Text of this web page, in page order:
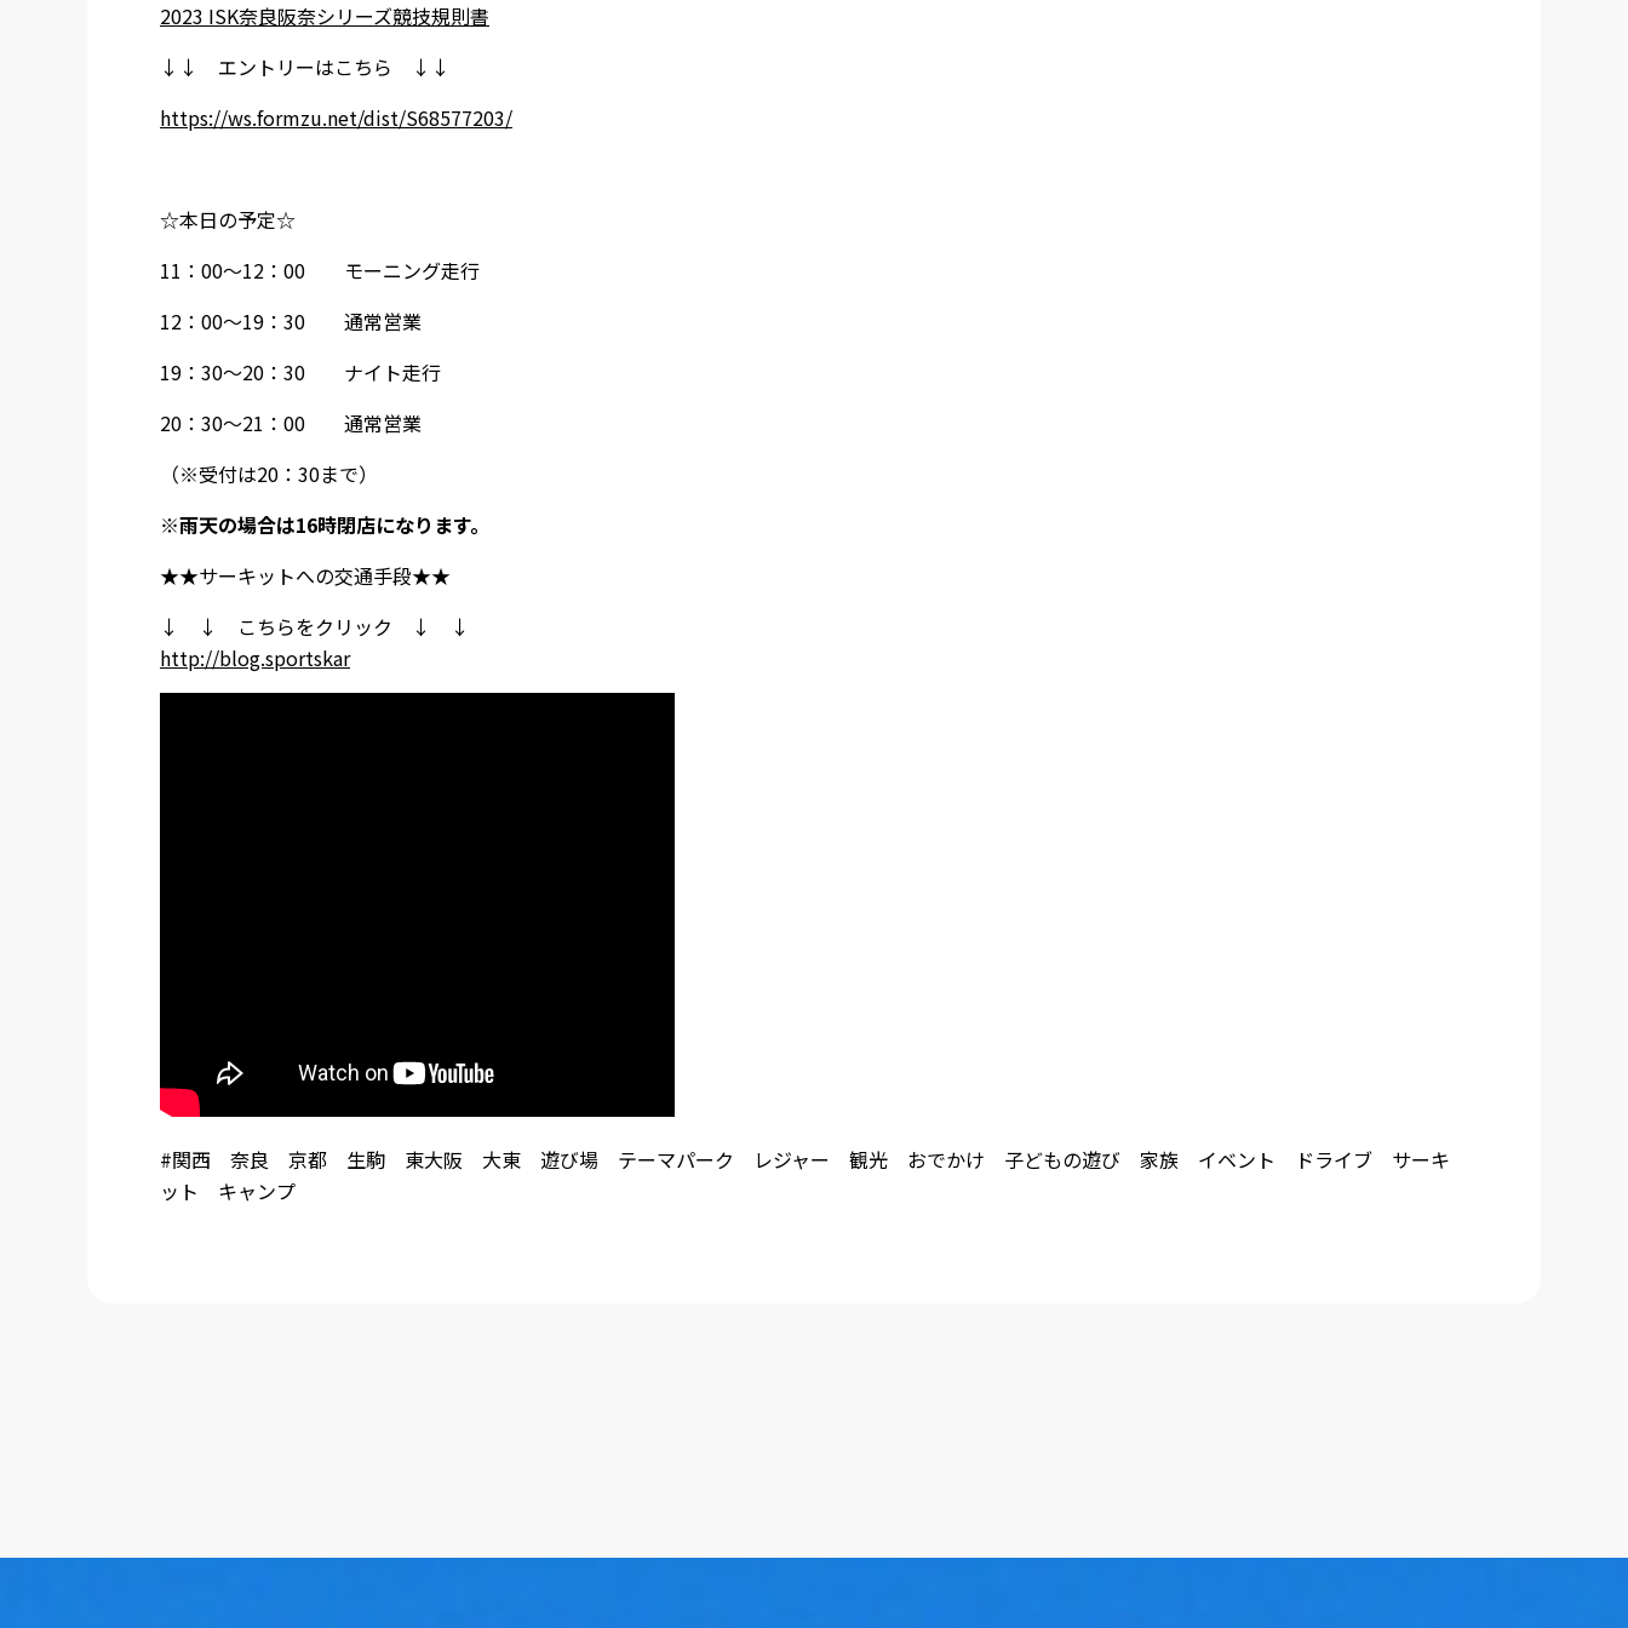
2023 ISK奈良阪奈シリーズ競技規則書
↓↓ エントリーはこちら ↓↓
https://ws.formzu.net/dist/S68577203/
☆本日の予定☆
11：00～12：00 モーニング走行
12：00～19：30 通常営業
19：30～20：30 ナイト走行
20：30～21：00 通常営業
（※受付は20：30まで）
※雨天の場合は16時閉店になります。
★★サーキットへの交通手段★★
↓ ↓ こちらをクリック ↓ ↓
http://blog.sportskar
#関西 奈良 京都 生駒 東大阪 大東 遊び場 テーマパーク レジャー 観光 おでかけ 子どもの遊び 家族 イベント ドライブ サーキ
ット キャンプ